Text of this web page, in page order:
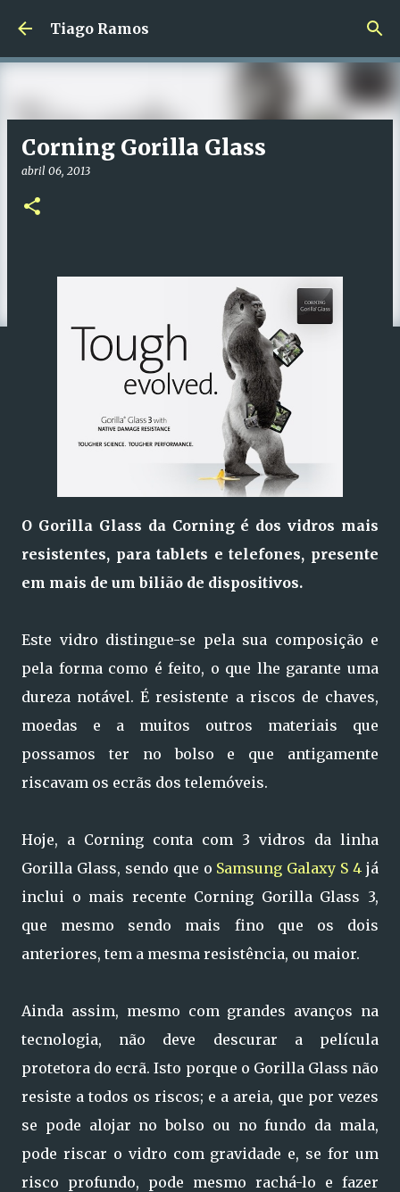
Avançar para o conteúdo principal
Tiago Ramos
Corning Gorilla Glass
abril 06, 2013
O Gorilla Glass da Corning é dos vidros mais
resistentes, para tablets e telefones, presente
em mais de um bilião de dispositivos.
Este vidro distingue-se pela sua composição e
pela forma como é feito, o que lhe garante uma
dureza notável. É resistente a riscos de chaves,
moedas e a muitos outros materiais que
possamos ter no bolso e que antigamente
riscavam os ecrãs dos telemóveis.
Hoje, a Corning conta com 3 vidros da linha
Gorilla Glass, sendo que o Samsung Galaxy S 4 já
inclui o mais recente Corning Gorilla Glass 3,
que mesmo sendo mais fino que os dois
anteriores, tem a mesma resistência, ou maior.
Ainda assim, mesmo com grandes avanços na
tecnologia, não deve descurar a película
protetora do ecrã. Isto porque o Gorilla Glass não
resiste a todos os riscos; e a areia, que por vezes
se pode alojar no bolso ou no fundo da mala,
pode riscar o vidro com gravidade e, se for um
risco profundo, pode mesmo rachá-lo e fazer